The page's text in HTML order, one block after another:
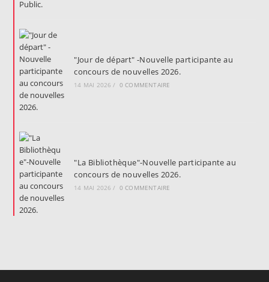
"Jour de départ" -Nouvelle participante au
concours de nouvelles 2026.
14 MAI 2026 / 0 COMMENTAIRE
"La Bibliothèque"-Nouvelle participante au
concours de nouvelles 2026.
14 MAI 2026 / 0 COMMENTAIRE